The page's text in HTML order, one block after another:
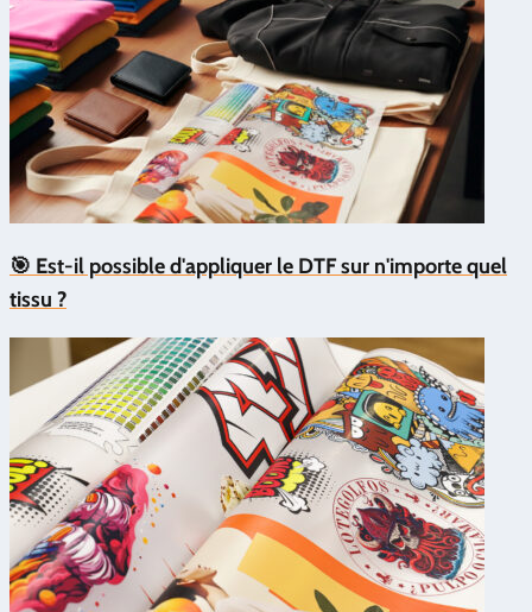
🎯 Est-il possible d'appliquer le DTF sur n'importe quel
tissu ?